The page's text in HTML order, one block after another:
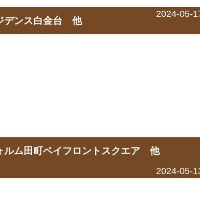
ジデンス白金台 他
2024-05-
ォルム田町ベイフロントスクエア 他
2024-05-